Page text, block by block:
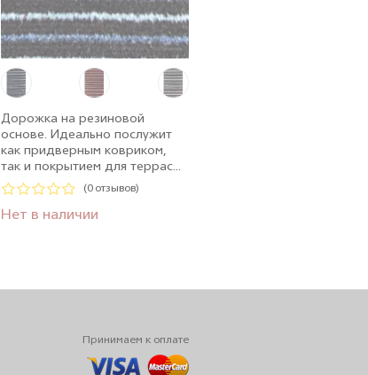
Дорожка на резиновой
основе. Идеально послужит
как придверным ковриком,
так и покрытием для террас...
(0 отзывов)
Нет в наличии
Принимаем к оплате